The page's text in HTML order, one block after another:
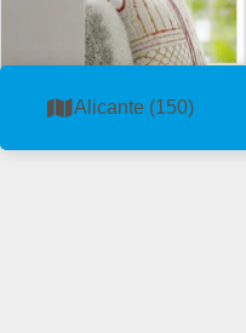
6 Venta en Alicante San